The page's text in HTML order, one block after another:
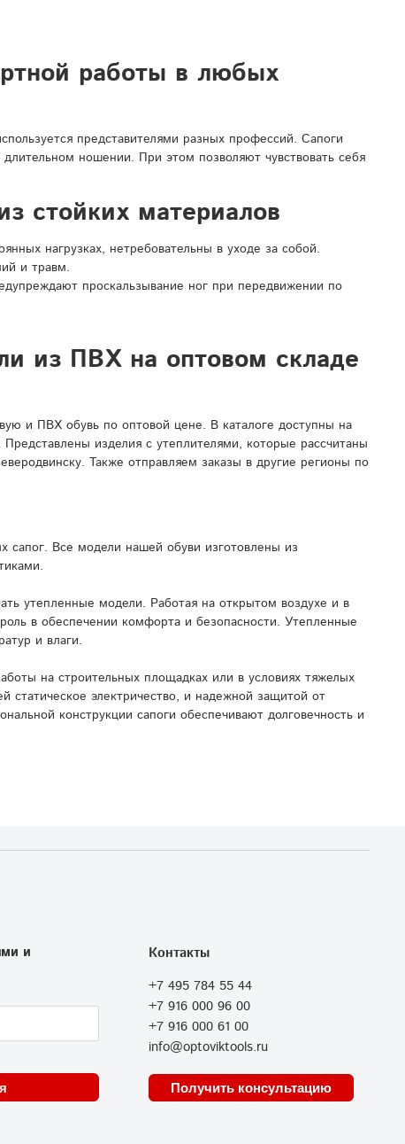
работы в любых
представителями разных профессий. Сапоги
ношении. При этом позволяют чувствовать себя
стойких материалов
нагрузках, нетребовательны в уходе за собой.
и травм.
проскальзывание ног при передвижении по
из ПВХ на оптовом складе
и ПВХ обувь по оптовой цене. В каталоге доступны на
изделия с утеплителями, которые рассчитаны
Также отправляем заказы в другие регионы по
сапог. Все модели нашей обуви изготовлены из
утепленные модели. Работая на открытом воздухе и в
в обеспечении комфорта и безопасности. Утепленные
и влаги.
на строительных площадках или в условиях тяжелых
статическое электричество, и надежной защитой от
конструкции сапоги обеспечивают долговечность и
Контакты
+7 495 784 55 44
+7 916 000 96 00
+7 916 000 61 00
info@optoviktools.ru
Получить консультацию
и